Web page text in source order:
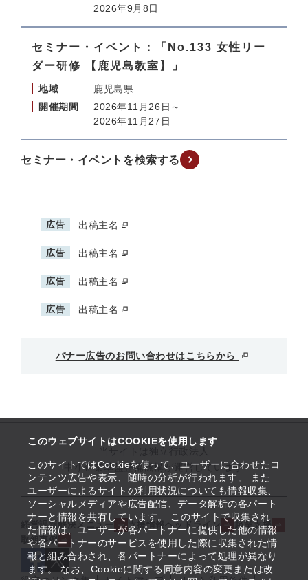
このウェブサイトはCOOKIEを使用します
このサイトではCookieを使って、ユーザーに合わせたコ
ンテンツ広告や表示、随時の分析が行われます。 また
ユーザーによるサイトの利用状況についても情報収集、
ソーシャルメディアや広告配信、データ解析の各パート
ナーと情報を共有しています。 このサイトで収集され
た情報は、ユーザーが各パートナーに提供した他の情報
や各パートナーのサービスを使用した際に収集された情
報と組み合わされ、各パートナーによって処理が異なり
ます。 なお、Cookieに関する同意内容の変更または改
2026年9月8日
セミナー・イベント：「No.133 女性リー
ダー研修 【鹿児島教室】」
地域
鹿児島県
開催期間
2026年11月26日～
2026年11月27日
セミナー・イベントを検索する
広告 出稿主名
広告 出稿主名
広告 出稿主名
広告 出稿主名
バナー広告のお問い合わせはこちらから
中小企業基盤整備機構が運営しています
経営課題解決メニュー 支援情報ヘッドライン
起業支援
取組事例